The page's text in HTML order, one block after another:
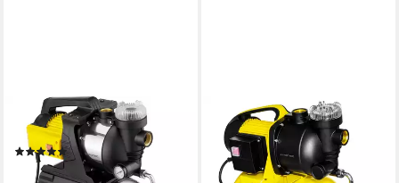
TROTEC
Hauswasserwerk TGP 1050 E
(1)
166,99 € UVP 199,99 €
TROTEC
Hauswasserwerk PT-Pumpe
TGP 1025 EF
126,99 €
UVP142,99 €